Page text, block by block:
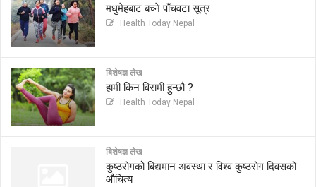
मधुमेहबाट बच्ने पाँचवटा सूत्र
Health Today Nepal
बिशेषज्ञ लेख
हामी किन विरामी हुन्छौ ?
Health Today Nepal
बिशेषज्ञ लेख
कुष्ठरोगको बिद्यमान अवस्था र विश्व कुष्ठरोग दिवसको
औचित्य